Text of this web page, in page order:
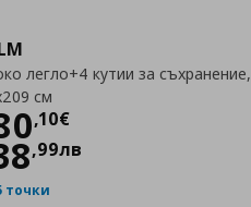
легло+4 кутии за съхранение,
см
,10€480,10 €
,99лв
точки